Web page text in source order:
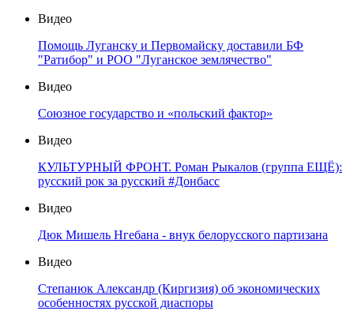
Видео
Помощь Луганску и Первомайску доставили БФ
"Ратибор" и РОО "Луганское землячество"
Видео
Союзное государство и «польский фактор»
Видео
КУЛЬТУРНЫЙ ФРОНТ. Роман Рыкалов (группа ЕЩЁ):
русский рок за русский #Донбасс
Видео
Дюк Мишель Нгебана - внук белорусского партизана
Видео
Степанюк Александр (Киргизия) об экономических
особенностях русской диаспоры